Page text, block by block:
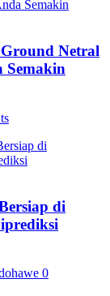
Netral
Semakin
di
0